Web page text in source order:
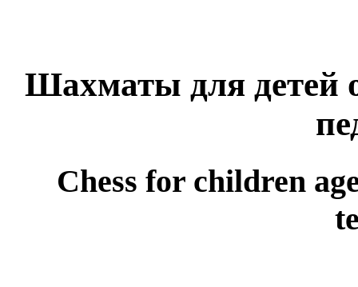
Шахматы для детей
Chess for children